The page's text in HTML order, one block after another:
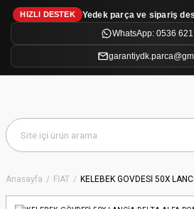
HIZLI DESTEK
Yedek parça ve sipariş
WhatsApp: 0536
Anasayfa FİAT KELEBEK GÖVDESİ 50X